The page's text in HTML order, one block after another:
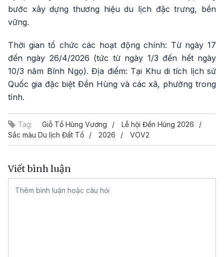
bước xây dựng thương hiệu du lịch đặc trưng, bền
vững.
Thời gian tổ chức các hoạt động chính: Từ ngày 17
đến ngày 26/4/2026 (tức từ ngày 1/3 đến hết ngày
10/3 năm Bính Ngọ). Địa điểm: Tại Khu di tích lịch sử
Quốc gia đặc biệt Đền Hùng và các xã, phường trong
tỉnh.
Tag: Giỗ Tổ Hùng Vương
Lễ hội Đền Hùng 2026
Sắc màu Du lịch Đất Tổ
2026 VOV2
Viết bình luận